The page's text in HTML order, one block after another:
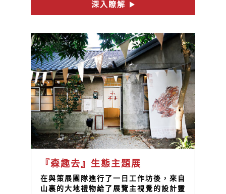
深入瞭解
『森趣去』生態主題展
在與策展團隊進行了一日工作坊後，來自
山裏的大地禮物給了展覽主視覺的設計靈